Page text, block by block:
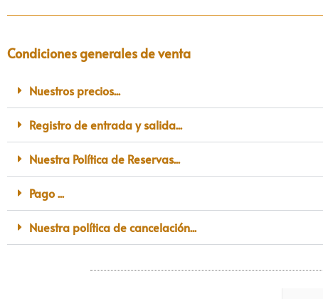
Condiciones generales de venta
Nuestros precios...
Registro de entrada y salida...
Nuestra Política de Reservas...
Pago ...
Nuestra política de cancelación...